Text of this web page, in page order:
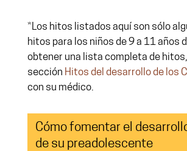
*Los hitos listados aquí son sólo
hitos para los niños de 9 a 11 años
obtener una lista completa de
sección Hitos del desarrollo de los
con su médico.
Cómo fomentar el
de su preadolescente